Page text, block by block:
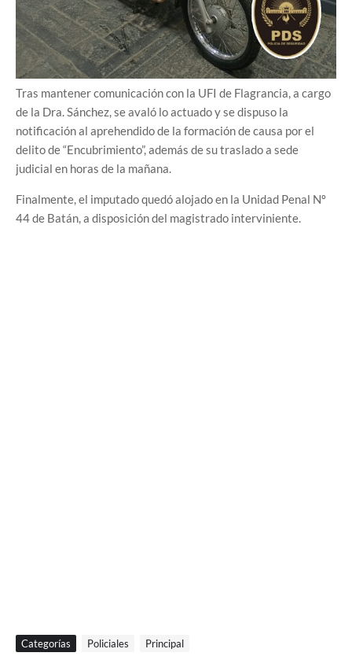
Tras mantener comunicación con la UFI de Flagrancia, a cargo
de la Dra. Sánchez, se avaló lo actuado y se dispuso la
notificación al aprehendido de la formación de causa por el
delito de “Encubrimiento”, además de su traslado a sede
judicial en horas de la mañana.
Finalmente, el imputado quedó alojado en la Unidad Penal Nº
44 de Batán, a disposición del magistrado interviniente.
Categorías Policiales Principal